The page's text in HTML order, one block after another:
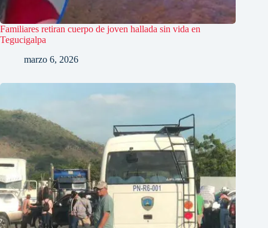
Familiares retiran cuerpo de joven hallada sin vida en
Tegucigalpa
marzo 6, 2026